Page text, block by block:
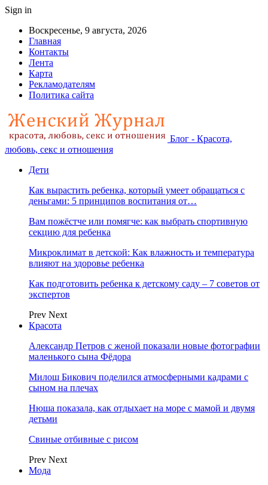
Sign in
Воскресенье, 9 августа, 2026
Главная
Контакты
Лента
Карта
Рекламодателям
Политика сайта
Блог - Красота,
любовь, секс и отношения
Дети
Как вырастить ребенка, который умеет обращаться с
деньгами: 5 принципов воспитания от…
Вам пожёстче или помягче: как выбрать спортивную
секцию для ребенка
Микроклимат в детской: Как влажность и температура
влияют на здоровье ребенка
Как подготовить ребенка к детскому саду – 7 советов от
экспертов
Prev Next
Красота
Александр Петров с женой показали новые фотографии
маленького сына Фёдора
Милош Бикович поделился атмосферными кадрами с
сыном на плечах
Нюша показала, как отдыхает на море с мамой и двумя
детьми
Свиные отбивные с рисом
Prev Next
Мода